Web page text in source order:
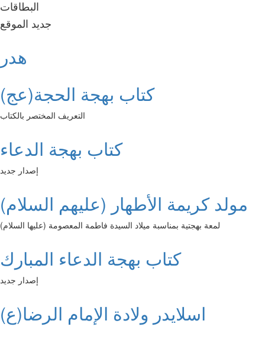
البطاقات
جديد الموقع
هدر
كتاب بهجة الحجة(عج)
التعريف المختصر بالكتاب
كتاب بهجة الدعاء
إصدار جديد
مولد كريمة الأطهار (عليهم السلام)
لمعة بهجتية بمناسبة ميلاد السيدة فاطمة المعصومة (عليها السلام)
كتاب بهجة الدعاء المبارك
إصدار جديد
اسلايدر ولادة الإمام الرضا(ع)